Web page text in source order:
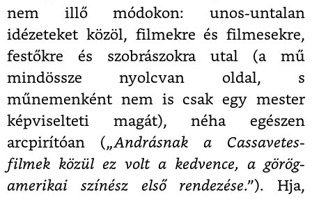
nem illő módokon: unos-untalan
idézeteket közöl, filmekre és filmesekre,
festőkre és szobrászokra utal (a mű
mindössze nyolcvan oldal, s
műnemenként nem is csak egy mester
képviselteti magát), néha egészen
arcpirítóan („Andrásnak a Cassavetes-
filmek közül ez volt a kedvence, a görög-
amerikai színész első rendezése.”). Hja,